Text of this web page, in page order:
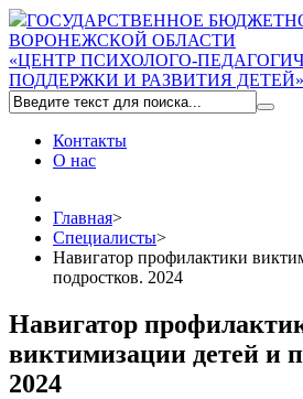
ГОСУДАРСТВЕННОЕ
ВОРОНЕЖСКОЙ ОБЛАСТИ
«ЦЕНТР ПСИХОЛОГО-
ПОДДЕРЖКИ И РАЗВИТИЯ ДЕТЕЙ»
Контакты
О нас
Главная>
Специалисты>
Навигатор профилактики
подростков. 2024
Навигатор
виктимизации детей и
2024